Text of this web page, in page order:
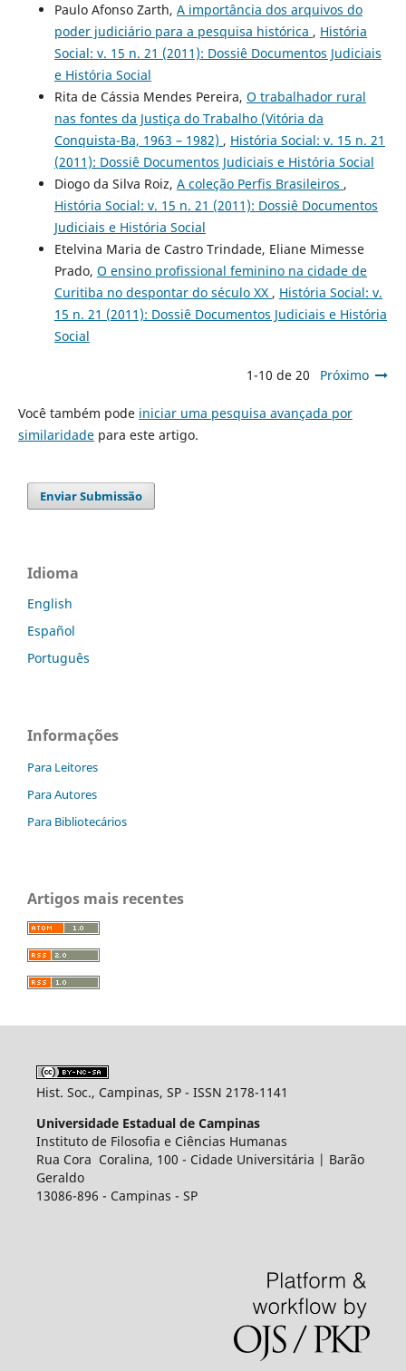
Paulo Afonso Zarth, A importância dos arquivos do
poder judiciário para a pesquisa histórica , História
Social: v. 15 n. 21 (2011): Dossiê Documentos Judiciais
e História Social
Rita de Cássia Mendes Pereira, O trabalhador rural
nas fontes da Justiça do Trabalho (Vitória da
Conquista-Ba, 1963 – 1982) , História Social: v. 15 n. 21
(2011): Dossiê Documentos Judiciais e História Social
Diogo da Silva Roiz, A coleção Perfis Brasileiros ,
História Social: v. 15 n. 21 (2011): Dossiê Documentos
Judiciais e História Social
Etelvina Maria de Castro Trindade, Eliane Mimesse
Prado, O ensino profissional feminino na cidade de
Curitiba no despontar do século XX , História Social: v.
15 n. 21 (2011): Dossiê Documentos Judiciais e História
Social
1-10 de 20 Próximo
Você também pode iniciar uma pesquisa avançada por
similaridadepara este artigo.
Enviar Submissão
Idioma
English
Español
Português
Informações
Para Leitores
Para Autores
Para Bibliotecários
Artigos mais recentes
Hist. Soc., Campinas, SP - ISSN 2178-1141
Universidade Estadual de Campinas
Instituto de Filosofia e Ciências Humanas
Rua Cora Coralina, 100 - Cidade Universitária | Barão
Geraldo
13086-896 - Campinas - SP